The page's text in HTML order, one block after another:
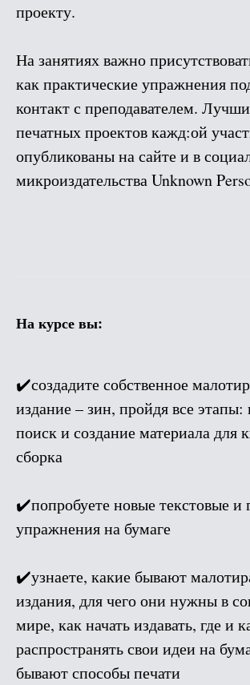
проекту.
На занятиях важно
как практические упражнения
контакт с преподавателем.
печатных проектов кажд:ой
опубликованы на сайте и в
микроиздательства Unknown
На курсе вы:
✔️создадите собственное
издание – зин, пройдя все этапы:
поиск и создание материала для
сборка
✔️попробуете новые текстовые и
упражнения на бумаге
✔️узнаете, какие бывают
издания, для чего они нужны в
мире, как начать издавать, где и
распространять свои идеи на
бывают способы печати